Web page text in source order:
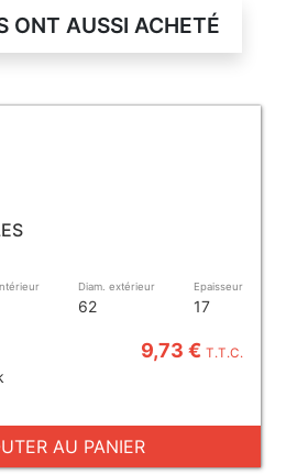
ONT AUSSI ACHETÉ
Diam. extérieur
62
Epaisseur
17
9,73 €T.T.C.
AU PANIER